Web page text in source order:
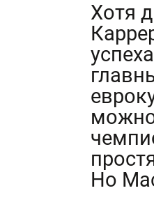
Хотя
можно
Но